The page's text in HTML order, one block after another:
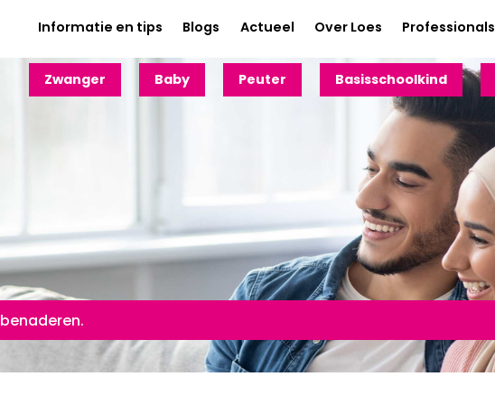
Informatie en tips Blogs Actueel Over Loes Professionals
Zwanger Baby Peuter Basisschoolkind